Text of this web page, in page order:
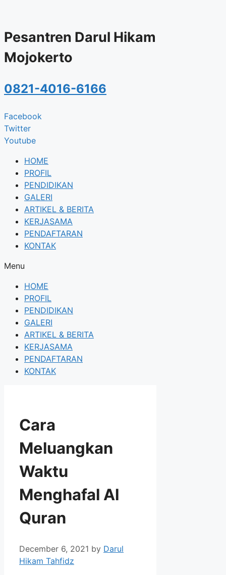
content
Pesantren Darul Hikam
Mojokerto
0821-4016-6166
Facebook
Twitter
Youtube
HOME
PROFIL
PENDIDIKAN
GALERI
ARTIKEL & BERITA
KERJASAMA
PENDAFTARAN
KONTAK
Menu
HOME
PROFIL
PENDIDIKAN
GALERI
ARTIKEL & BERITA
KERJASAMA
PENDAFTARAN
KONTAK
Cara
Meluangkan
Waktu
Menghafal Al
Quran
December 6, 2021 by Darul
Hikam Tahfidz